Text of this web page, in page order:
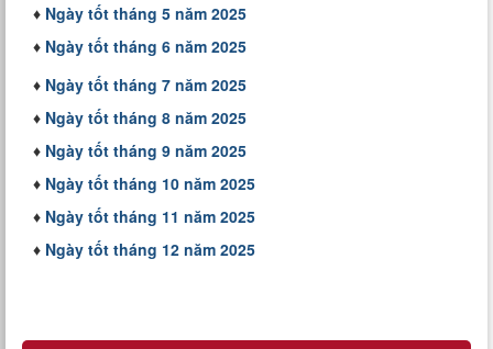
♦ Ngày tốt tháng 5 năm 2025
♦ Ngày tốt tháng 6 năm 2025
♦ Ngày tốt tháng 7 năm 2025
♦ Ngày tốt tháng 8 năm 2025
♦ Ngày tốt tháng 9 năm 2025
♦ Ngày tốt tháng 10 năm 2025
♦ Ngày tốt tháng 11 năm 2025
♦ Ngày tốt tháng 12 năm 2025